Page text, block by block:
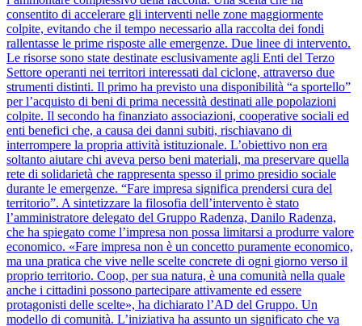
consentito di accelerare gli interventi nelle zone maggiormente
colpite, evitando che il tempo necessario alla raccolta dei fondi
rallentasse le prime risposte alle emergenze. Due linee di intervento.
Le risorse sono state destinate esclusivamente agli Enti del Terzo
Settore operanti nei territori interessati dal ciclone, attraverso due
strumenti distinti. Il primo ha previsto una disponibilità “a sportello”
per l’acquisto di beni di prima necessità destinati alle popolazioni
colpite. Il secondo ha finanziato associazioni, cooperative sociali ed
enti benefici che, a causa dei danni subiti, rischiavano di
interrompere la propria attività istituzionale. L’obiettivo non era
soltanto aiutare chi aveva perso beni materiali, ma preservare quella
rete di solidarietà che rappresenta spesso il primo presidio sociale
durante le emergenze. “Fare impresa significa prendersi cura del
territorio”. A sintetizzare la filosofia dell’intervento è stato
l’amministratore delegato del Gruppo Radenza, Danilo Radenza,
che ha spiegato come l’impresa non possa limitarsi a produrre valore
economico. «Fare impresa non è un concetto puramente economico,
ma una pratica che vive nelle scelte concrete di ogni giorno verso il
proprio territorio. Coop, per sua natura, è una comunità nella quale
anche i cittadini possono partecipare attivamente ed essere
protagonisti delle scelte», ha dichiarato l’AD del Gruppo. Un
modello di comunità. L’iniziativa ha assunto un significato che va